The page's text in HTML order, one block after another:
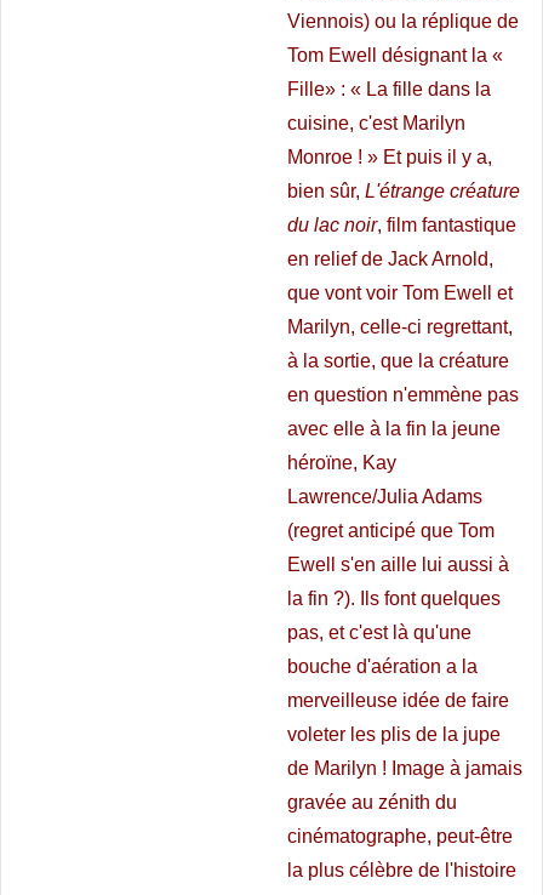
Viennois) ou la réplique de
Tom Ewell désignant la «
Fille» : « La fille dans la
cuisine, c'est Marilyn
Monroe ! » Et puis il y a,
bien sûr, L'étrange créature
du lac noir, film fantastique
en relief de Jack Arnold,
que vont voir Tom Ewell et
Marilyn, celle-ci regrettant,
à la sortie, que la créature
en question n'emmène pas
avec elle à la fin la jeune
héroïne, Kay
Lawrence/Julia Adams
(regret anticipé que Tom
Ewell s'en aille lui aussi à
la fin ?). Ils font quelques
pas, et c'est là qu'une
bouche d'aération a la
merveilleuse idée de faire
voleter les plis de la jupe
de Marilyn ! Image à jamais
gravée au zénith du
cinématographe, peut-être
la plus célèbre de l'histoire